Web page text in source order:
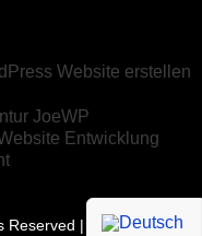
Reserved | Powered with